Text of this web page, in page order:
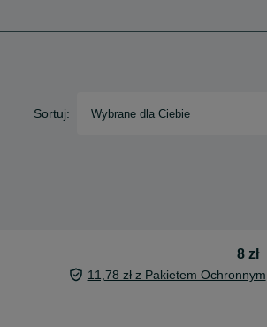
Sortuj: Wybrane dla Ciebie
8 zł
11,78 zł z Pakietem Ochronnym